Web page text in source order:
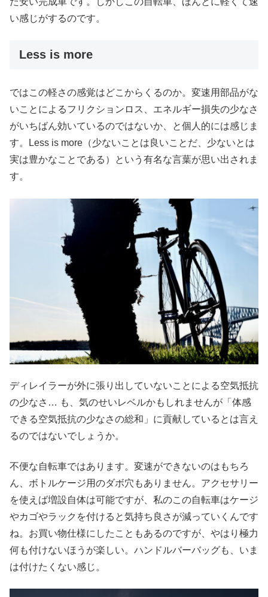
い感じがするのです。
Less is more
ではこの軽さの感覚はどこからくるのか。変速用部品がな
いことによるフリクションロス、エネルギー損失の少なさ
がいちばん効いているのではないか、と個人的には感じま
す。Less is more（少ないことは良いことだ、少ないとは
実は豊かなことである）という有名な言葉が思い出されま
す。
ディレイラーが外に張り出していないことによる空気抵抗
の少なさ… も、気のせいレベルかもしれませんが「体感
できる空気抵抗の少なさの総和」に貢献しているとは言え
るのではないでしょうか。
不便な自転車ではあります。変速ができないのはもちろ
ん、ボトルケージ用のダボ穴もありません。アクセサリー
を使えば増設自体は可能ですが、私のこの自転車はケージ
やカゴやラックを付けると気持ち良さが減っていくんです
ね。お買い物仕様にしたこともあるのですが、やはり極力
何も付けないほうが楽しい。ハンドルバーバッグも、いま
は付けたくない感じ。